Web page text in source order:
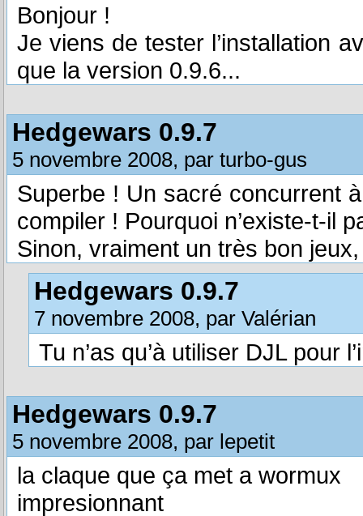
Bonjour !
Je viens de tester l’installation
que la version 0.9.6...
Hedgewars 0.9.7
5 novembre 2008, par turbo-gus
Superbe ! Un sacré concurrent
compiler ! Pourquoi n’existe-t-il
Sinon, vraiment un très bon
Hedgewars 0.9.7
7 novembre 2008, par Valérian
Tu n’as qu’à utiliser DJL pour
Hedgewars 0.9.7
5 novembre 2008, par lepetit
la claque que ça met a wormux
impresionnant